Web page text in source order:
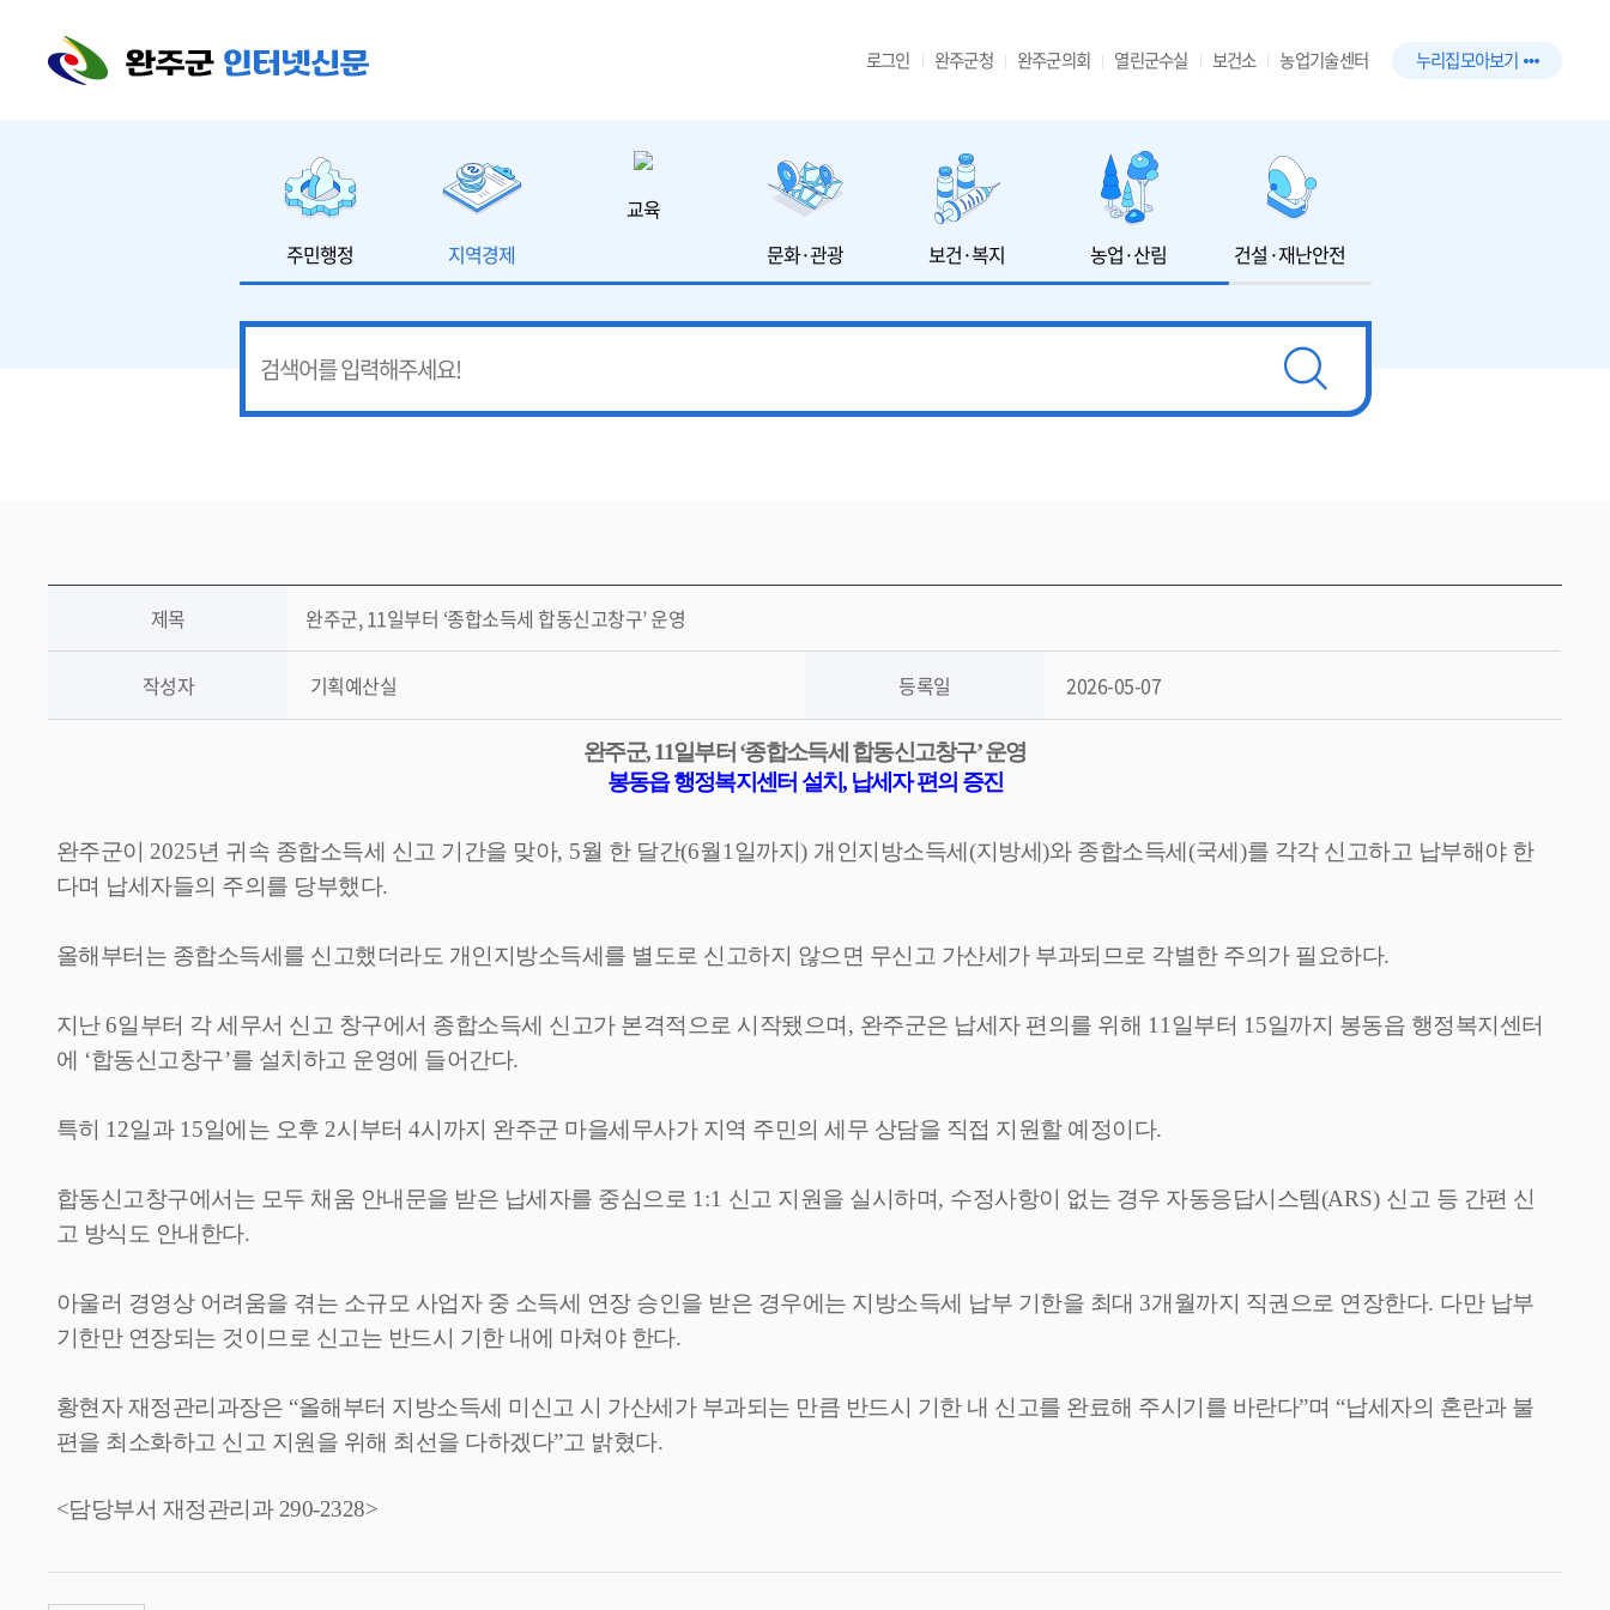
로그인 완주군청 완주군의회 열린군수실 보건소 농업기술센터 누리집 모아보기
주민행정 지역경제
교육
문화·관광
보건·복지 농업·산림 건설·재난안전
제목 완주군, 11일부터 ‘종합소득세 합동신고창구’ 운영
작성자 기획예산실 등록일 2026-05-07
완주군, 11일부터 ‘종합소득세 합동신고창구’운영
봉동읍 행정복지센터 설치, 납세자 편의 증진
완주군이 2025년 귀속 종합소득세 신고 기간을 맞아, 5월 한 달간(6월1 일까지) 개인지방소득세 (지방세)와 종합소득세 (국세 )를 각각 신고하고 납부해야 한
다며 납세자들의 주의를 당부했다.
올해부터는 종합소득세를 신고했더라도 개인지방소득세를 별도로 신고하지 않으면 무신고 가산세가 부과되므로 각별한 주의가 필요하다.
지난6일부터 각 세무서 신고 창구에서 종합소득세 신고가 본격적으로 시작됐으며 , 완주군은 납세자 편의를 위해 11 일부터 15일까지 봉동읍 행정복지센터
에
‘합동신고창구’를 설치하고 운영에 들어간다.
특히 12일과 15일에는 오후 2시부터4시까지 완주군 마을세무사가 지역 주민의 세무 상담을 직접 지원할 예정이다.
합동신고창구에서는 모두 채움 안내문을 받은 납세자를 중심으로 1:1 신고 지원을 실시하며, 수정사항이 없는 경우 자동응답시스템(ARS) 신고 등 간편 신
고 방식도 안내한다.
아울러 경영상 어려움을 겪는 소규모 사업자 중 소득세 연장 승인을 받은 경우에는 지방소득세 납부 기한을 최대 3개월까지 직권으로 연장한다. 다만 납부
기한만 연장되는 것이므로 신고는 반드시 기한 내에 마쳐야 한다.
황현자 재정관리과장은 “올해부터 지방소득세 미신고 시 가산세가 부과되는 만큼 반드시 기한 내 신고를 완료해 주시기를 바란다”며 “납세자의 혼란과 불
편을 최소화하고 신고 지원을 위해 최선을 다하겠다”고 밝혔다.
<담당부서 재정관리과 290-2328>